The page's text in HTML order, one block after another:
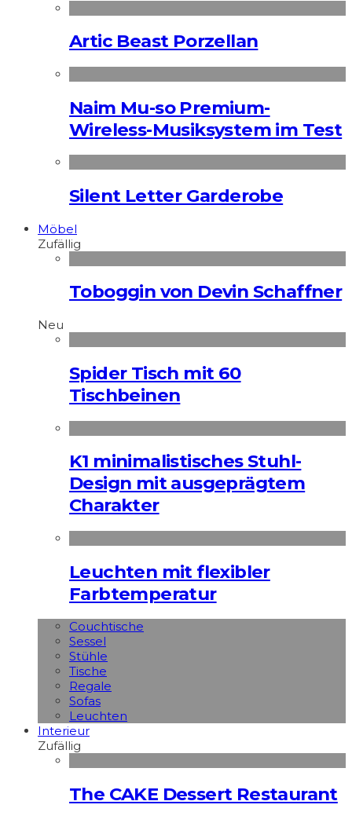
Artic Beast Porzellan
Naim Mu-so Premium-
Wireless-Musiksystem im Test
Silent Letter Garderobe
Möbel
Zufällig
Toboggin von Devin Schaffner
Neu
Spider Tisch mit 60
Tischbeinen
K1 minimalistisches Stuhl-
Design mit ausgeprägtem
Charakter
Leuchten mit flexibler
Farbtemperatur
Couchtische
Sessel
Stühle
Tische
Regale
Sofas
Leuchten
Interieur
Zufällig
The CAKE Dessert Restaurant